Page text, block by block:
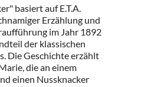
basiert auf E.T.A.
Erzählung und
im Jahr 1892
der klassischen
Die Geschichte erzählt
die an einem
einen Nussknacker